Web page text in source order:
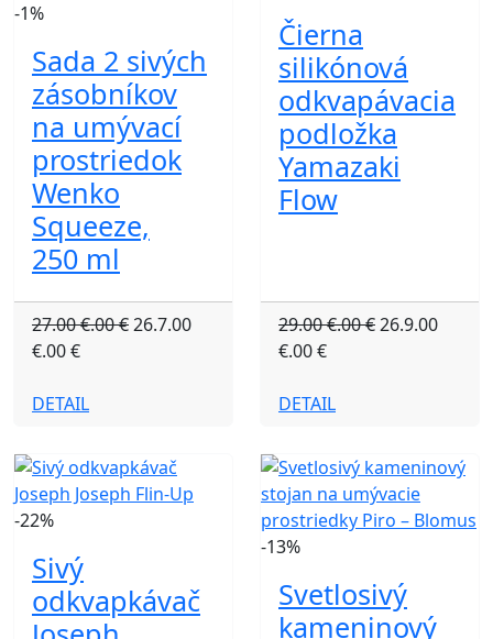
-1%
Sada 2 sivých
zásobníkov
na umývací
prostriedok
Wenko
Squeeze,
250 ml
27.00 €.00 €26.7.00
€.00 €
DETAIL
Čierna
silikónová
odkvapávacia
podložka
Yamazaki
Flow
29.00 €.00 €26.9.00
€.00 €
DETAIL
-22%
Sivý
odkvapkávač
-13%
Svetlosivý
kameninový